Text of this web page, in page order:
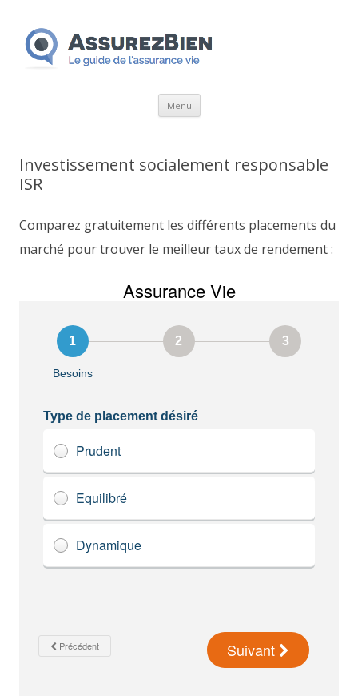
Menu Aller
Investissement socialement responsable
ISR
Comparez gratuitement les différents placements du
marché pour trouver le meilleur taux de rendement :